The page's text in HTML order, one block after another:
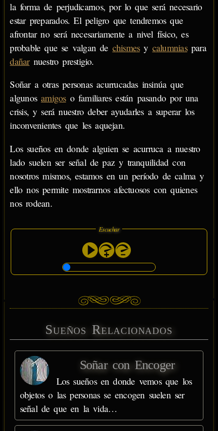
la forma de perjudicarnos, por lo que será necesario
estar preparados. El peligro que tendremos que
afrontar no será necesariamente a nivel físico, es
probable que se valgan de chismesy calumniaspara
dañarnuestro prestigio.
Soñar a otras personas acurrucadas insinúa que
algunosamigoso familiares están pasando por una
crisis, y será nuestro deber ayudarles a superar los
inconvenientes que les aquejan.
Los sueños en donde alguien se acurruca a nuestro
lado suelen ser señal de paz y tranquilidad con
nosotros mismos, estamos en un período de calma y
ello nos permite mostrarnos afectuosos con quienes
nos rodean.
Escuchar
Sueños Relacionados
Soñar con Encoger
Los sueños en donde vemos que los
objetos o las personas se encogen suelen ser
señal de que en la vida…